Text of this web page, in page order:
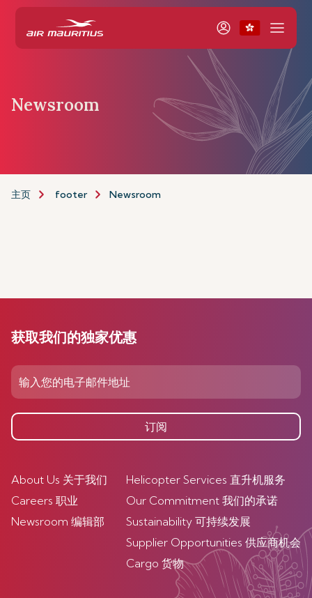
Newsroom
主页 footer Newsroom
获取我们的独家优惠
订阅
About Us 关于我们
Careers 职业
Newsroom 编辑部
Helicopter Services 直升机服务
Our Commitment 我们的承诺
Sustainability 可持续发展
Supplier Opportunities 供应商机会
Cargo 货物